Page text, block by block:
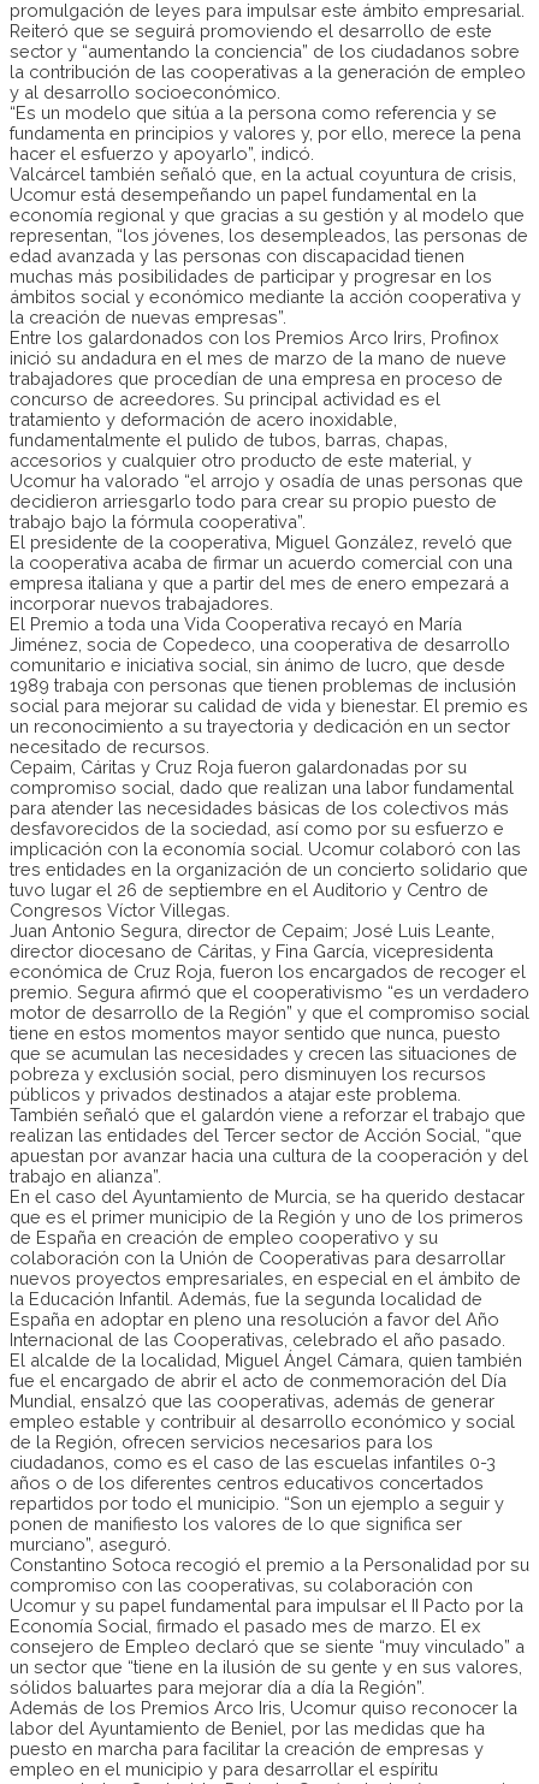
promulgación de leyes para impulsar este ámbito empresarial.
Reiteró que se seguirá promoviendo el desarrollo de este
sector y “aumentando la conciencia” de los ciudadanos sobre
la contribución de las cooperativas a la generación de empleo
y al desarrollo socioeconómico.
“Es un modelo que sitúa a la persona como referencia y se
fundamenta en principios y valores y, por ello, merece la pena
hacer el esfuerzo y apoyarlo”, indicó.
Valcárcel también señaló que, en la actual coyuntura de crisis,
Ucomur está desempeñando un papel fundamental en la
economía regional y que gracias a su gestión y al modelo que
representan, “los jóvenes, los desempleados, las personas de
edad avanzada y las personas con discapacidad tienen
muchas más posibilidades de participar y progresar en los
ámbitos social y económico mediante la acción cooperativa y
la creación de nuevas empresas”.
Entre los galardonados con los Premios Arco Irirs, Profinox
inició su andadura en el mes de marzo de la mano de nueve
trabajadores que procedían de una empresa en proceso de
concurso de acreedores. Su principal actividad es el
tratamiento y deformación de acero inoxidable,
fundamentalmente el pulido de tubos, barras, chapas,
accesorios y cualquier otro producto de este material, y
Ucomur ha valorado “el arrojo y osadía de unas personas que
decidieron arriesgarlo todo para crear su propio puesto de
trabajo bajo la fórmula cooperativa”.
El presidente de la cooperativa, Miguel González, reveló que
la cooperativa acaba de firmar un acuerdo comercial con una
empresa italiana y que a partir del mes de enero empezará a
incorporar nuevos trabajadores.
El Premio a toda una Vida Cooperativa recayó en María
Jiménez, socia de Copedeco, una cooperativa de desarrollo
comunitario e iniciativa social, sin ánimo de lucro, que desde
1989 trabaja con personas que tienen problemas de inclusión
social para mejorar su calidad de vida y bienestar. El premio es
un reconocimiento a su trayectoria y dedicación en un sector
necesitado de recursos.
Cepaim, Cáritas y Cruz Roja fueron galardonadas por su
compromiso social, dado que realizan una labor fundamental
para atender las necesidades básicas de los colectivos más
desfavorecidos de la sociedad, así como por su esfuerzo e
implicación con la economía social. Ucomur colaboró con las
tres entidades en la organización de un concierto solidario que
tuvo lugar el 26 de septiembre en el Auditorio y Centro de
Congresos Víctor Villegas.
Juan Antonio Segura, director de Cepaim; José Luis Leante,
director diocesano de Cáritas, y Fina García, vicepresidenta
económica de Cruz Roja, fueron los encargados de recoger el
premio. Segura afirmó que el cooperativismo “es un verdadero
motor de desarrollo de la Región” y que el compromiso social
tiene en estos momentos mayor sentido que nunca, puesto
que se acumulan las necesidades y crecen las situaciones de
pobreza y exclusión social, pero disminuyen los recursos
públicos y privados destinados a atajar este problema.
También señaló que el galardón viene a reforzar el trabajo que
realizan las entidades del Tercer sector de Acción Social, “que
apuestan por avanzar hacia una cultura de la cooperación y del
trabajo en alianza”.
En el caso del Ayuntamiento de Murcia, se ha querido destacar
que es el primer municipio de la Región y uno de los primeros
de España en creación de empleo cooperativo y su
colaboración con la Unión de Cooperativas para desarrollar
nuevos proyectos empresariales, en especial en el ámbito de
la Educación Infantil. Además, fue la segunda localidad de
España en adoptar en pleno una resolución a favor del Año
Internacional de las Cooperativas, celebrado el año pasado.
El alcalde de la localidad, Miguel Ángel Cámara, quien también
fue el encargado de abrir el acto de conmemoración del Día
Mundial, ensalzó que las cooperativas, además de generar
empleo estable y contribuir al desarrollo económico y social
de la Región, ofrecen servicios necesarios para los
ciudadanos, como es el caso de las escuelas infantiles 0-3
años o de los diferentes centros educativos concertados
repartidos por todo el municipio. “Son un ejemplo a seguir y
ponen de manifiesto los valores de lo que significa ser
murciano”, aseguró.
Constantino Sotoca recogió el premio a la Personalidad por su
compromiso con las cooperativas, su colaboración con
Ucomur y su papel fundamental para impulsar el II Pacto por la
Economía Social, firmado el pasado mes de marzo. El ex
consejero de Empleo declaró que se siente “muy vinculado” a
un sector que “tiene en la ilusión de su gente y en sus valores,
sólidos baluartes para mejorar día a día la Región”.
Además de los Premios Arco Iris, Ucomur quiso reconocer la
labor del Ayuntamiento de Beniel, por las medidas que ha
puesto en marcha para facilitar la creación de empresas y
empleo en el municipio y para desarrollar el espíritu